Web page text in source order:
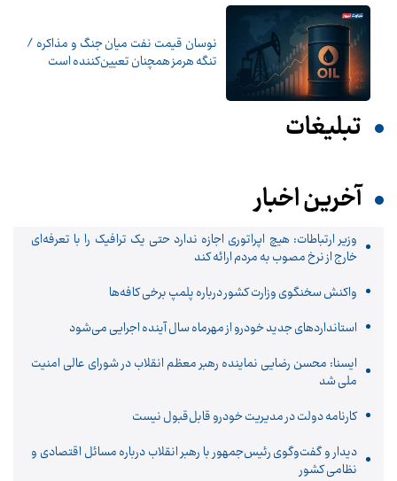
نوسان قیمت نفت میان جنگ و مذاکره /
تنگه هرمز همچنان تعیین‌کننده است
تبلیغات
آخرین اخبار
وزیر ارتباطات: هیچ اپراتوری اجازه ندارد حتی یک ترافیک را با تعرفه‌ای
خارج از نرخ مصوب به مردم ارائه کند
واکنش سخنگوی وزارت کشور درباره پلمپ برخی کافه‌ها
استانداردهای جدید خودرو از مهرماه سال آینده اجرایی می‌شود
ایسنا: محسن رضایی نماینده رهبر معظم انقلاب در شورای عالی امنیت
ملی شد
کارنامه دولت در مدیریت خودرو قابل‌قبول نیست
دیدار و گفت‌وگوی رئیس‌جمهور با رهبر انقلاب درباره مسائل اقتصادی و
نظامی کشور